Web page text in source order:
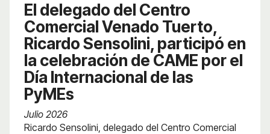
El delegado del Centro
Comercial Venado Tuerto,
Ricardo Sensolini, participó en
la celebración de CAME por el
Día Internacional de las
PyMEs
Julio 2026
Ricardo Sensolini, delegado del Centro Comercial